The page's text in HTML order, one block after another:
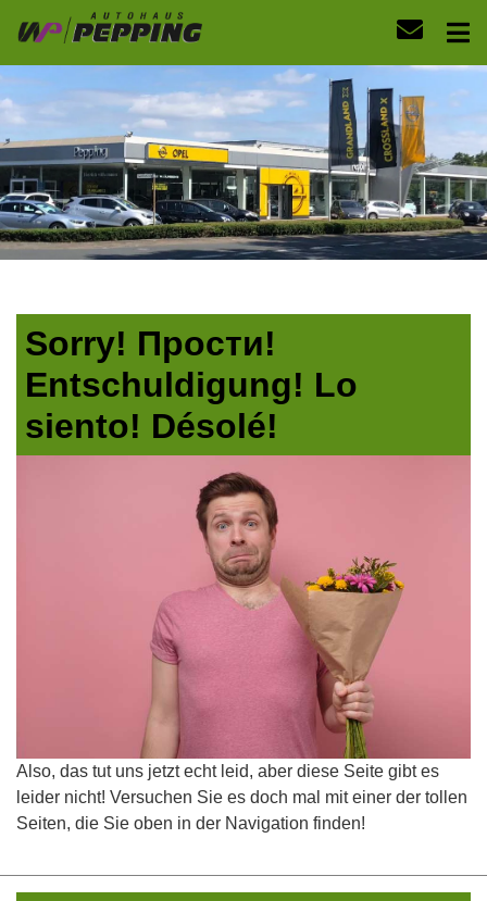
Sorry! Прости!
Entschuldigung! Lo
siento! Désolé!
Also, das tut uns jetzt echt leid, aber diese Seite gibt es
leider nicht! Versuchen Sie es doch mal mit einer der tollen
Seiten, die Sie oben in der Navigation finden!